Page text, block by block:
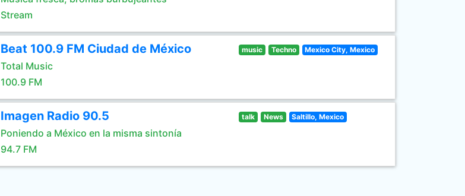
Stream
Beat 100.9 FM Ciudad de México
Total Music
100.9 FM
music Techno Mexico City, Mexico
Imagen Radio 90.5
Poniendo a México en la misma sintonía
94.7 FM
talk News Saltillo, Mexico